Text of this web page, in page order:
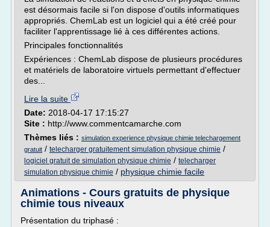
est désormais facile si l'on dispose d'outils informatiques
appropriés. ChemLab est un logiciel qui a été créé pour
faciliter l'apprentissage lié à ces différentes actions.
Principales fonctionnalités
Expériences : ChemLab dispose de plusieurs procédures
et matériels de laboratoire virtuels permettant d'effectuer
des...
Lire la suite
Date: 2018-04-17 17:15:27
Site : http://www.commentcamarche.com
Thèmes liés : simulation experience physique chimie telechargement
gratuit / telecharger gratuitement simulation physique chimie /
logiciel gratuit de simulation physique chimie / telecharger
simulation physique chimie / physique chimie facile
Animations - Cours gratuits de physique
chimie tous niveaux
Présentation du triphasé :